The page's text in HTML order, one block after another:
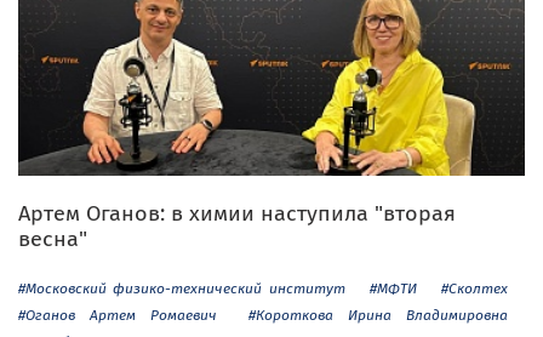
Артем Оганов: в химии наступила "вторая
весна"
#Московский физико-технический институт #МФТИ
#Сколтех
#Оганов Артем Ромаевич
#Короткова Ирина Владимировна